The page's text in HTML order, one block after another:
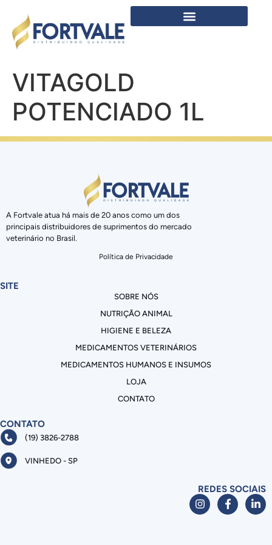
VITAGOLD
POTENCIADO 1L
A Fortvale atua há mais de 20 anos como um dos
principais distribuidores de suprimentos do mercado
veterinário no Brasil.
Política de Privacidade
SITE
SOBRE NÓS
NUTRIÇÃO ANIMAL
HIGIENE E BELEZA
MEDICAMENTOS VETERINÁRIOS
MEDICAMENTOS HUMANOS E INSUMOS
LOJA
CONTATO
CONTATO
(19) 3826-2788
VINHEDO - SP
REDES SOCIAIS